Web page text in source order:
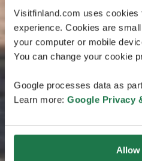
Visitfinland.com uses
experience. Cookies are
your computer or mobile
You can change your cookie
Google processes data as
Learn more: Google Privacy
Allow